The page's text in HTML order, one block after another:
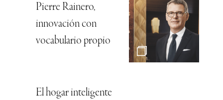
Pierre Rainero,
innovación con
vocabulario propio
El hogar inteligente